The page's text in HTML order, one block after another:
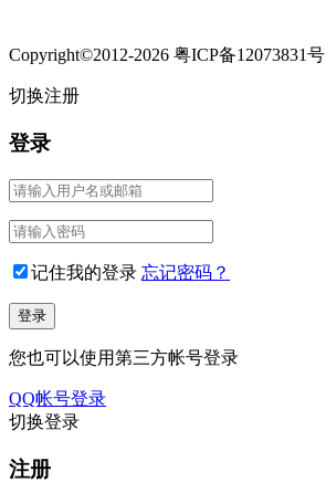
Copyright©2012-2026 粤ICP备12073831号
切换注册
登录
记住我的登录 忘记密码？
您也可以使用第三方帐号登录
QQ帐号登录
切换登录
注册